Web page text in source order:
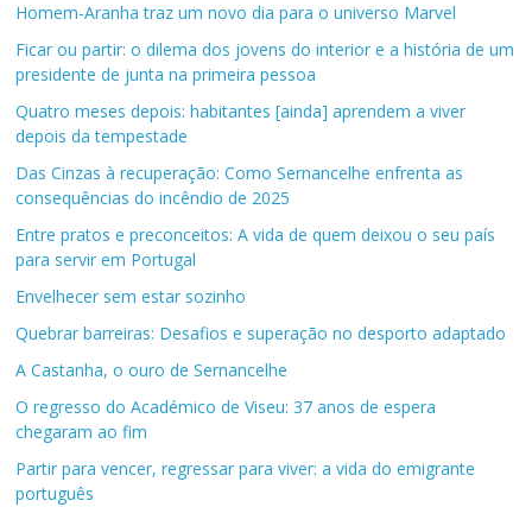
Homem-Aranha traz um novo dia para o universo Marvel
Ficar ou partir: o dilema dos jovens do interior e a história de um
presidente de junta na primeira pessoa
Quatro meses depois: habitantes [ainda] aprendem a viver
depois da tempestade
Das Cinzas à recuperação: Como Sernancelhe enfrenta as
consequências do incêndio de 2025
Entre pratos e preconceitos: A vida de quem deixou o seu país
para servir em Portugal
Envelhecer sem estar sozinho
Quebrar barreiras: Desafios e superação no desporto adaptado
A Castanha, o ouro de Sernancelhe
O regresso do Académico de Viseu: 37 anos de espera
chegaram ao fim
Partir para vencer, regressar para viver: a vida do emigrante
português